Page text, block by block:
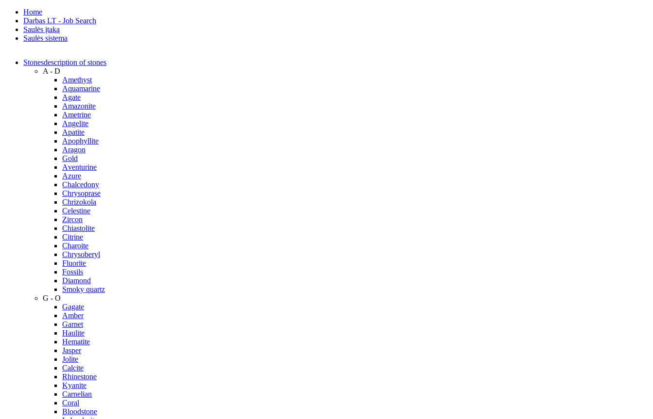
Home
Darbas LT - Job Search
Saulės įtaką
Saulės sistema
Stonesdescription of stones
A - D
Amethyst
Aquamarine
Agate
Amazonite
Ametrine
Angelite
Apatite
Apophyllite
Aragon
Gold
Аventurine
Azure
Chalcedony
Chrysoprase
Chrizokola
Celestine
Zircon
Chiastolite
Citrine
Charoite
Chrysoberyl
Fluorite
Fossils
Diamond
Smoky quartz
G - O
Gagate
Amber
Garnet
Haulite
Hematite
Jasper
Jolite
Calcite
Rhinestone
Kyanite
Carnelian
Coral
Bloodstone